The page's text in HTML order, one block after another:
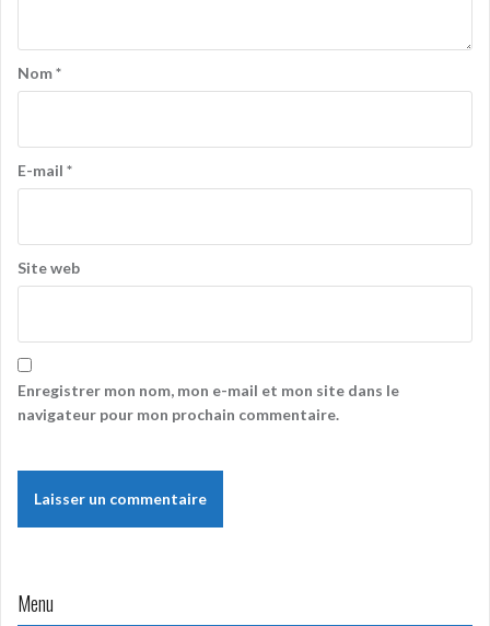
Nom*
E-mail *
Site web
Enregistrer mon nom, mon e-mail et mon site dans le
navigateur pour mon prochain commentaire.
Menu